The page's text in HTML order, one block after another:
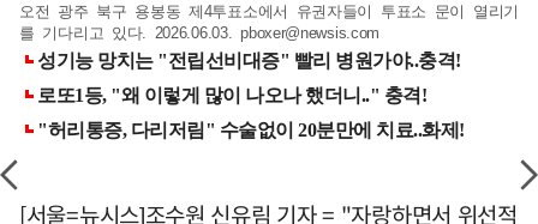
오전 광주 북구 용봉동 제4투표소에서 유권자들이 투표소 문이 열리기
를 기다리고 있다. 2026.06.03.pboxer@newsis.com
[서울=뉴시스]조수원 신유림 기자 = "자랑하면서 위선적